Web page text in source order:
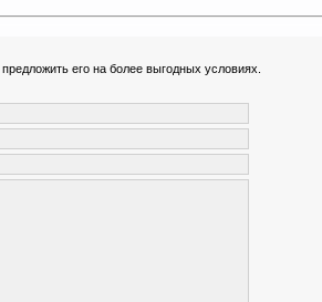
его на более выгодных условиях.